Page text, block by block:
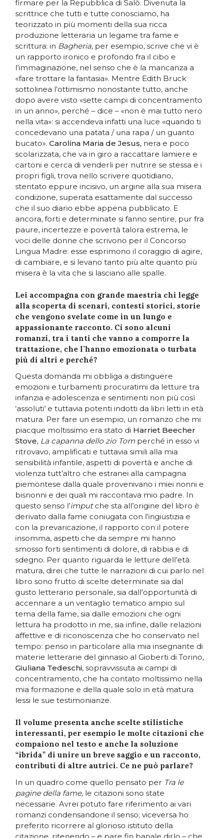
firmare per la Repubblica di Salò. Divenuta la
scrittrice che tutti e tutte conosciamo, ha
teorizzato in più momenti della sua ricca
produzione letteraria un legame tra fame e
scrittura: in Bagheria, per esempio, scrive che vi è
un rapporto ironico e profondo fra il cibo e
l’immaginazione, nel senso che è la mancanza a
«fare trottare la fantasia». Mentre Edith Bruck
sottolinea l’ottimismo nonostante tutto, anche
dopo avere visto «sette campi di concentramento
in un anno», perché – dice – «non è mai tutto nero
nella vita»: si accendeva infatti una luce «quando ti
concedevano una patata / una rapa / un guanto
bucato».Carolina Maria de Jesus, nera e poco
scolarizzata, che va in giro a raccattare lamiere e
cartoni e cerca di venderli per nutrire se stessa e i
propri figli, trova nello scrivere quotidiano,
stentato eppure incisivo, un argine alla sua misera
condizione, superata esattamente dal successo
che il suo diario ebbe appena pubblicato. E
ancora, forti e determinate si fanno sentire, pur fra
paure, incertezze e povertà talora estrema, le
voci delle donne che scrivono per il Concorso
Lingua Madre: esse esprimono il coraggio di agire,
di cambiare, e si levano tanto più alte quanto più
misera è la vita che si lasciano alle spalle.
Lei accompagna con grande maestria chi legge
alla scoperta di scenari, contesti storici, storie
che vengono svelate come in un lungo e
appassionante racconto. Ci sono alcuni
romanzi, tra i tanti che vanno a comporre la
trattazione, che l’hanno emozionata o turbata
più di altri e perché?
Questa domanda mi obbliga a distinguere
emozioni e turbamenti procuratimi da letture tra
infanzia e adolescenza e sentimenti non più così
‘assoluti’ e tuttavia potenti indotti da libri letti in età
matura. Per fare un esempio, un romanzo che mi
piacque moltissimo era stato di Harriet Beecher
Stove, La capanna dello zio Tom perché in esso vi
ritrovavo, amplificati e tuttavia simili alla mia
sensibilità infantile, aspetti di povertà e anche di
violenza tutt’altro che estranei alla campagna
piemontese dalla quale provenivano i miei nonni e
bisnonni e dei quali mi raccontava mio padre. In
questo senso l’imputche sta all’origine del libro è
derivato dalla fame coniugata con l’ingiustizia e
con la prevaricazione, il rapporto con il potere
insomma, aspetti che da sempre mi hanno
smosso forti sentimenti di dolore, di rabbia e di
sdegno. Per quanto riguarda le letture dell’età
matura, direi che tutte le narrazioni di cui parlo nel
libro sono frutto di scelte determinate sia dal
gusto letterario personale, sia dall’opportunità di
accennare a un ventaglio tematico ampio sul
tema della fame, sia dalle emozioni che ogni
lettura ha prodotto in me, sia infine, dalle relazioni
affettive e di riconoscenza che ho conservato nel
tempo: penso in particolare alla mia insegnante di
materie letterarie del ginnasio al Gioberti di Torino,
Giuliana Tedeschi, sopravvissuta ai campi di
concentramento, che ha contato moltissimo nella
mia formazione e della quale solo in età matura
lessi le sue testimonianze.
Il volume presenta anche scelte stilistiche
interessanti, per esempio le molte citazioni che
compaiono nel testo e anche la soluzione
“ibrida” di unire un breve saggio e un racconto,
contributi di altre autrici. Ce ne può parlare?
In un quadro come quello pensato per Tra le
pagine della fame, le citazioni sono state
necessarie. Avrei potuto fare riferimento ai vari
romanzi condensandone il senso; viceversa ho
preferito ricorrere al glorioso istituto della
citazione, ritenendo – e pare fin banale dirlo – che